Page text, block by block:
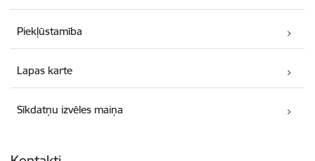
Piekļūstamība
Lapas karte
Sīkdatņu izvēles maiņa